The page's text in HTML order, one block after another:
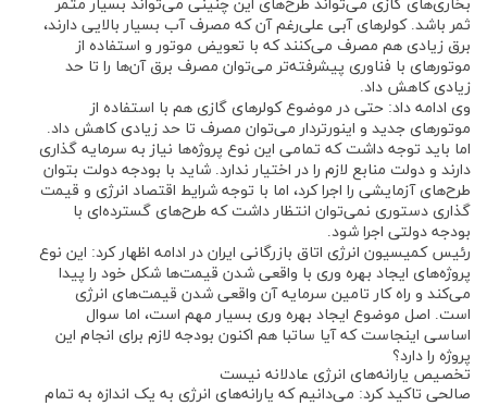
بخاری‌های گازی می‌تواند طرح‌های این چنینی می‌تواند بسیار مثمر
ثمر باشد. کولر‌های آبی علی‌رغم آن که مصرف آب بسیار بالایی دارند،
برق زیادی هم مصرف می‌کنند که با تعویض موتور و استفاده از
موتور‌های با فناوری پیشرفته‌تر می‌توان مصرف برق آن‌ها را تا حد
زیادی کاهش داد.
وی ادامه داد: حتی در موضوع کولر‌های گازی هم با استفاده از
موتور‌های جدید و اینورتردار می‌توان مصرف تا حد زیادی کاهش داد.
اما باید توجه داشت که تمامی این نوع پروژه‌ها نیاز به سرمایه گذاری
دارند و دولت منابع لازم را در اختیار ندارد. شاید با بودجه دولت بتوان
طرح‌های آزمایشی را اجرا کرد، اما با توجه شرایط اقتصاد انرژی و قیمت
گذاری دستوری نمی‌توان انتظار داشت که طرح‌های گسترده‌ای با
بودجه دولتی اجرا شود.
رئیس کمیسیون انرژی اتاق بازرگانی ایران در ادامه اظهار کرد: این نوع
پروژه‌های ایجاد بهره وری با واقعی شدن قیمت‌ها شکل خود را پیدا
می‌کند و راه کار تامین سرمایه آن واقعی شدن قیمت‌های انرژی
است. اصل موضوع ایجاد بهره وری بسیار مهم است، اما سوال
اساسی اینجاست که آیا ساتبا هم اکنون بودجه لازم برای انجام این
پروژه را دارد؟
تخصیص یارانه‌های انرژی عادلانه نیست
صالحی تاکید کرد: می‌دانیم که یارانه‌های انرژی به یک اندازه به تمام